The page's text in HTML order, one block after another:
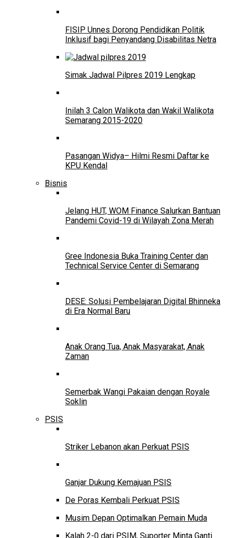
FISIP Unnes Dorong Pendidikan Politik
Inklusif bagi Penyandang Disabilitas Netra
Simak Jadwal Pilpres 2019 Lengkap
Inilah 3 Calon Walikota dan Wakil Walikota
Semarang 2015-2020
Pasangan Widya– Hilmi Resmi Daftar ke
KPU Kendal
Bisnis
Jelang HUT, WOM Finance Salurkan Bantuan
Pandemi Covid-19 di Wilayah Zona Merah
Gree Indonesia Buka Training Center dan
Technical Service Center di Semarang
DESE: Solusi Pembelajaran Digital Bhinneka
di Era Normal Baru
Anak Orang Tua, Anak Masyarakat, Anak
Zaman
Semerbak Wangi Pakaian dengan Royale
Soklin
PSIS
Striker Lebanon akan Perkuat PSIS
Ganjar Dukung Kemajuan PSIS
De Poras Kembali Perkuat PSIS
Musim Depan Optimalkan Pemain Muda
Kalah 2-0 dari PSIM, Suporter Minta Ganti